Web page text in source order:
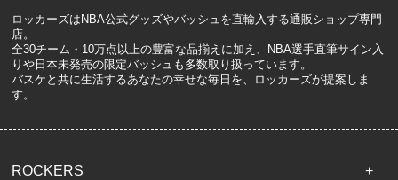
ロッカーズはNBA公式グッズやバッシュを直輸入する通販ショップ専門
店。
全30チーム・10万点以上の豊富な品揃えに加え、NBA選手直筆サイン入
りや日本未発売の限定バッシュも多数取り扱っています。
バスケと共に生活するあなたの幸せな毎日を、ロッカーズが提案しま
す。
ROCKERS